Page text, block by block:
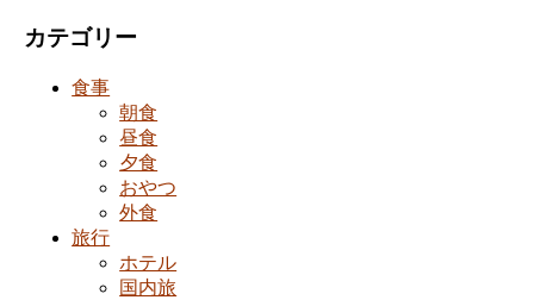
カテゴリー
食事
朝食
昼食
夕食
おやつ
外食
旅行
ホテル
国内旅